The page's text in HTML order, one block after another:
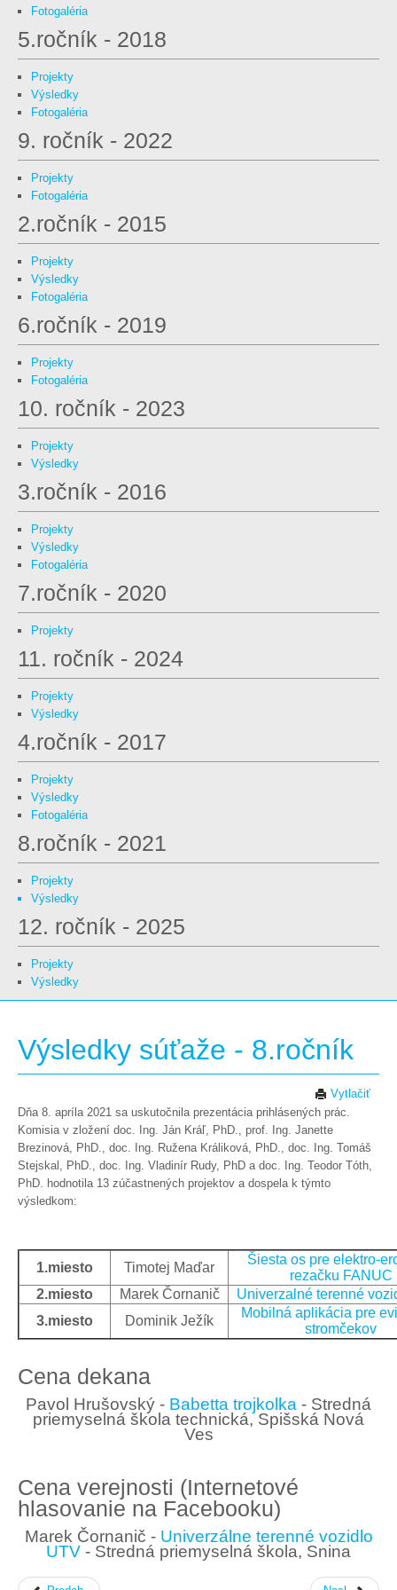
Fotogaléria
5.ročník - 2018
Projekty
Výsledky
Fotogaléria
9. ročník - 2022
Projekty
Fotogaléria
2.ročník - 2015
Projekty
Výsledky
Fotogaléria
6.ročník - 2019
Projekty
Fotogaléria
10. ročník - 2023
Projekty
Výsledky
3.ročník - 2016
Projekty
Výsledky
Fotogaléria
7.ročník - 2020
Projekty
11. ročník - 2024
Projekty
Výsledky
4.ročník - 2017
Projekty
Výsledky
Fotogaléria
8.ročník - 2021
Projekty
Výsledky
12. ročník - 2025
Projekty
Výsledky
Výsledky súťaže - 8.ročník
Vytlačiť
Dňa 8. apríla 2021 sa uskutočnila prezentácia prihlásených prác.
Komisia v zložení doc. Ing. Ján Kráľ, PhD., prof. Ing. Janette
Brezinová, PhD., doc. Ing. Ružena Králiková, PhD., doc. Ing. Tomáš
Stejskal, PhD., doc. Ing. Vladinír Rudy, PhD a doc. Ing. Teodor Tóth,
PhD. hodnotila 13 zúčastnených projektov a dospela k týmto
výsledkom:
1.miesto Timotej Maďar
Šiesta os pre elektro-
rezačku FANUC
2.miesto
Marek Čornanič
Univerzalné terenné
3.miesto
Dominik Ježík
Mobilná aplikácia pre
stromčekov
Cena dekana
Pavol Hrušovský - Babetta trojkolka - Stredná
priemyselná škola technická, Spišská Nová
Ves
Cena verejnosti (Internetové
hlasovanie na Facebooku)
Marek Čornanič - Univerzálne terenné vozidlo
UTV - Stredná priemyselná škola, Snina